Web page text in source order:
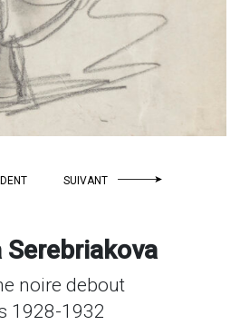
SUIVANT
Serebriakova
noire debout
1928-1932